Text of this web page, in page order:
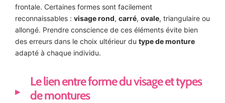
frontale. Certaines formes sont facilement
reconnaissables : visage rond, carré, ovale, triangulaire ou
allongé. Prendre conscience de ces éléments évite bien
des erreurs dans le choix ultérieur du type de monture
adapté à chaque individu.
Le lien entre forme du visage et types
de montures